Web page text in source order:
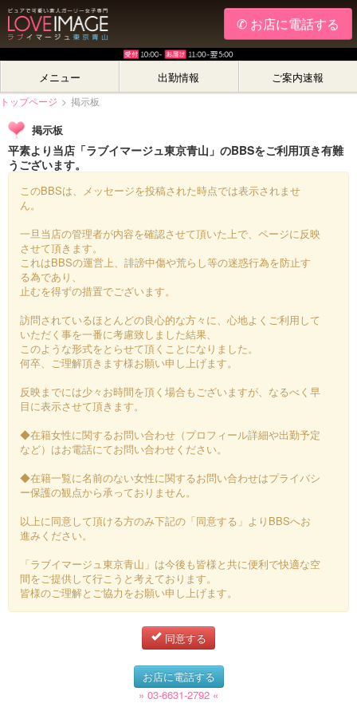
✆ お店に電話する
メニュー 出勤情報 ご案内速報
トップページ > 掲示板
掲示板
平素より当店「ラブイマージュ東京青山」のBBSをご利用頂き有難
うございます。
このBBSは、メッセージを投稿された時点では表示されませ
ん。
一旦当店の管理者が内容を確認させて頂いた上で、ページに反映
させて頂きます。
これはBBSの運営上、誹謗中傷や荒らし等の迷惑行為を防止す
る為であり、
止むを得ずの措置でございます。
訪問されているほとんどの良心的な方々に、心地よくご利用して
いただく事を一番に考慮致しました結果、
このような形式をとらせて頂くことになりました。
何卒、ご理解頂きます様お願い申し上げます。
反映までには少々お時間を頂く場合もございますが、なるべく早
目に表示させて頂きます。
◆在籍女性に関するお問い合わせ（プロフィール詳細や出勤予定
など）はお電話にてお問い合わせください。
◆在籍一覧に名前のない女性に関するお問い合わせはプライバシ
ー保護の観点から承っておりません。
以上に同意して頂ける方のみ下記の「同意する」よりBBSへお
進みください。
「ラブイマージュ東京青山」は今後も皆様と共に便利で快適な空
間をご提供して行こうと考えております。
皆様のご理解とご協力をお願い申し上げます。
同意する
お店に電話する
» 03-6631-2792 «